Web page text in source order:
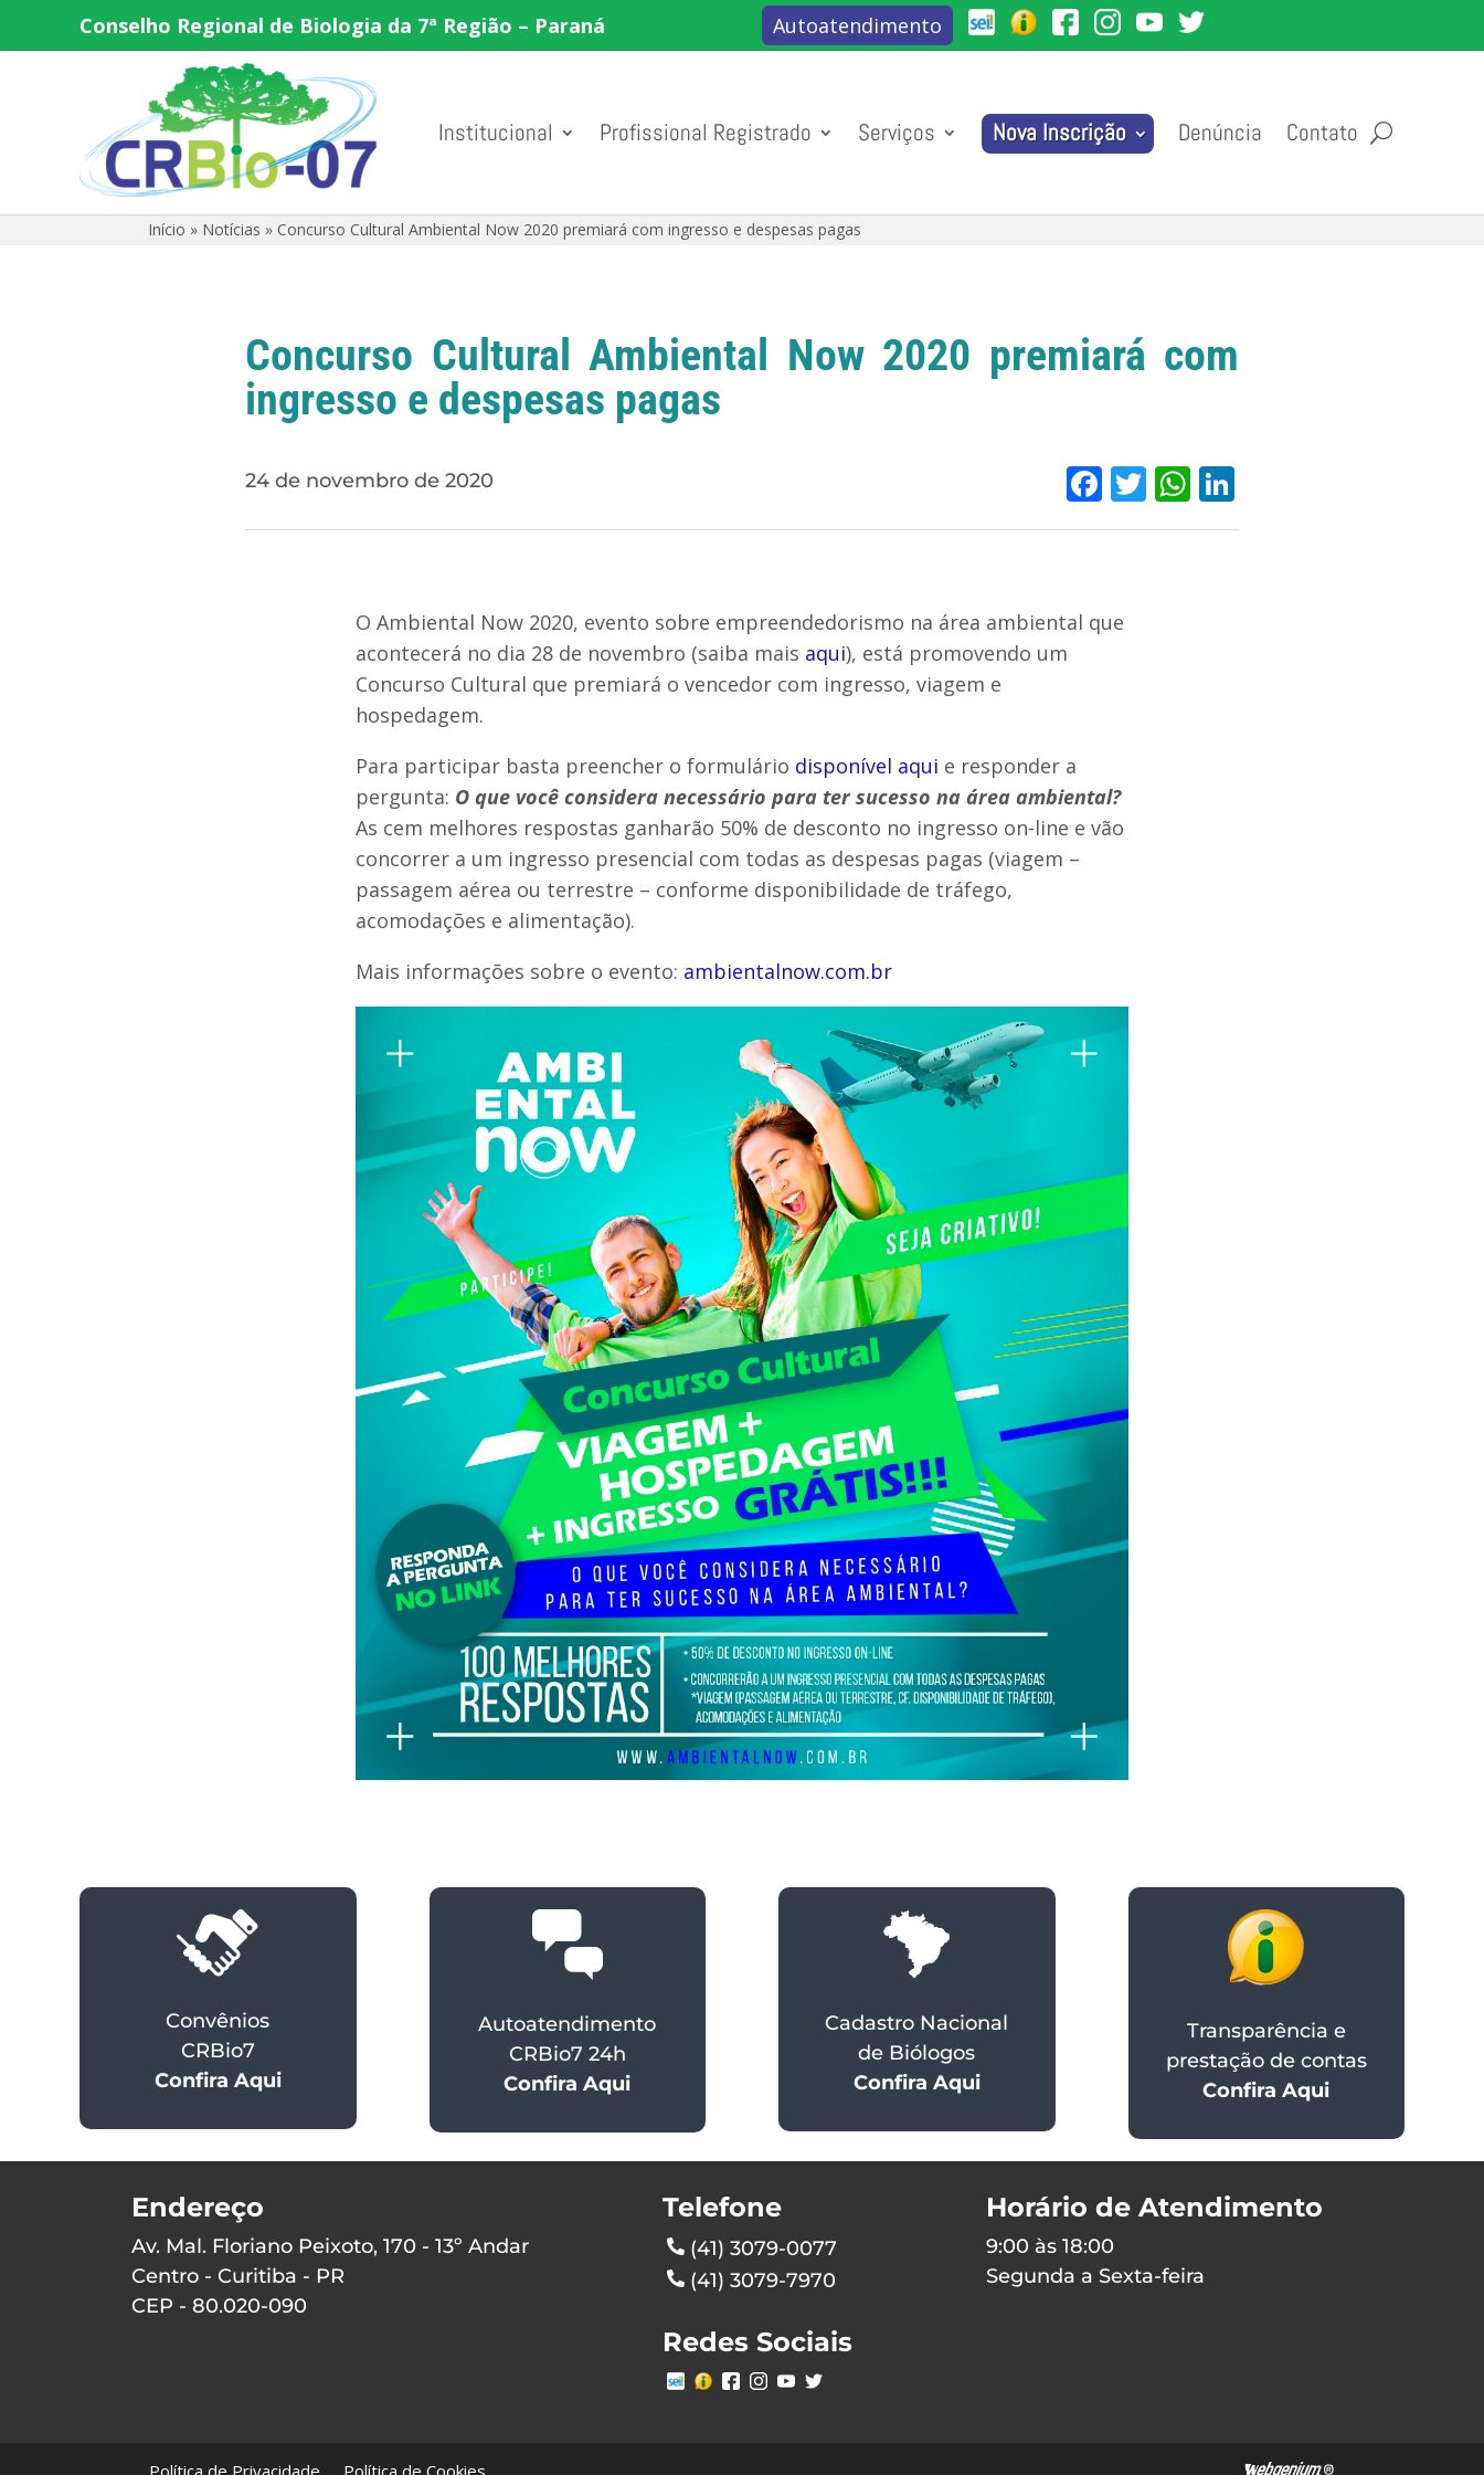
Conselho Regional de Biologia da 7ª Região – Paraná Autoatendimento
Institucional Profissional Registrado Serviços Nova Inscrição Denúncia Contato
Início » Notícias » Concurso Cultural Ambiental Now 2020 premiará com ingresso e despesas pagas
Concurso Cultural Ambiental Now 2020 premiará com
ingresso e despesas pagas
24 de novembro de 2020 Facebook
TwitterWhatsApp
O Ambiental Now 2020, evento sobre empreendedorismo na área ambiental que
acontecerá no dia 28 de novembro (saiba mais aqui), está promovendo um
Concurso Cultural que premiará o vencedor com ingresso, viagem e
hospedagem.
Para participar basta preencher o formulário disponível aqui e responder a
pergunta: O que você considera necessário para ter sucesso na área ambiental?
As cem melhores respostas ganharão 50% de desconto no ingresso on-line e vão
concorrer a um ingresso presencial com todas as despesas pagas (viagem –
passagem aérea ou terrestre – conforme disponibilidade de tráfego,
acomodações e alimentação).
Mais informações sobre o evento: ambientalnow.com.br
Convênios
CRBio7
Confira Aqui
Autoatendimento
CRBio7 24h
Confira Aqui
Cadastro Nacional
de Biólogos
Confira Aqui
Transparência e
prestação de contas
Confira Aqui
Endereço
Av. Mal. Floriano Peixoto, 170 - 13º Andar
Centro - Curitiba - PR
CEP - 80.020-090
Telefone
(41) 3079-0077
(41) 3079-7970
Redes Sociais
Horário de Atendimento
9:00 às 18:00
Segunda a Sexta-feira